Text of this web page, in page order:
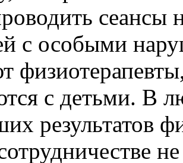
сеансы
с особыми
с детьми. В
результатов